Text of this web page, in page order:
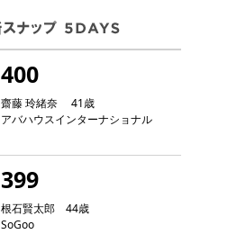
400
齋藤 玲緒奈 41歳
アバハウスインターナショナル
399
根石賢太郎 44歳
SoGoo